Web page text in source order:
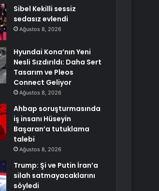
Sibel Kekilli sessiz
sedasız evlendi
Ağustos 8, 2026
Hyundai Kona’nın Yeni
Nesli Sızdırıldı: Daha Sert
Tasarım ve Pleos
Connect Geliyor
Ağustos 8, 2026
Ahbap soruşturmasında
iş insanı Hüseyin
Başaran’a tutuklama
talebi
Ağustos 8, 2026
Trump: Şi ve Putin İran’a
silah satmayacaklarını
söyledi